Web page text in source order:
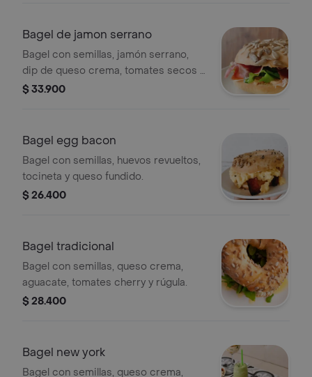
Bagel de jamon serrano
Bagel con semillas, jamón serrano,
dip de queso crema, tomates secos y
mix de verdes.
$ 33.900
Bagel egg bacon
Bagel con semillas, huevos revueltos,
tocineta y queso fundido.
$ 26.400
Bagel tradicional
Bagel con semillas, queso crema,
aguacate, tomates cherry y rúgula.
$ 28.400
Bagel new york
Bagel con semillas, queso crema,